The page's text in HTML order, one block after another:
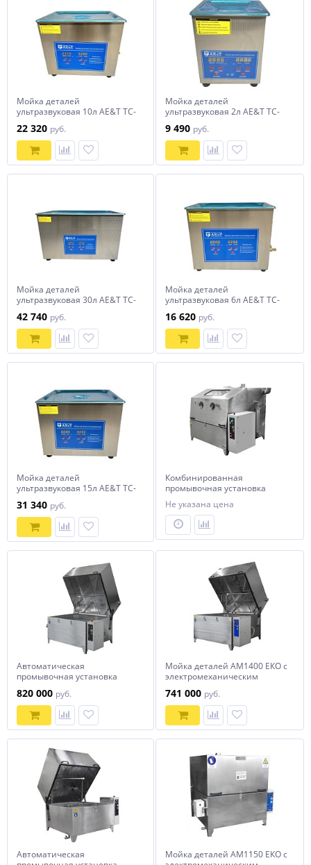
Мойка деталей
ультразвуковая 10л AE&T TC-
22 320 руб.
Мойка деталей
ультразвуковая 2л AE&T TC-
9 490 руб.
Мойка деталей
ультразвуковая 30л AE&T TC-
42 740 руб.
Мойка деталей
ультразвуковая 6л AE&T TC-
16 620 руб.
Мойка деталей
ультразвуковая 15л AE&T TC-
31 340 руб.
Комбинированная
промывочная установка
АМ1400 LK
Не указана цена
Автоматическая
промывочная установка
820 000 руб.
Мойка деталей АМ1400 ЕКО с
электромеханическим
741 000 руб.
Автоматическая
Мойка деталей АМ1150 ЕКО с